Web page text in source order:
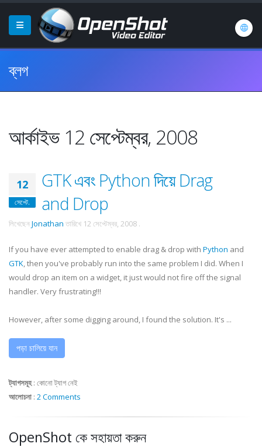
ব্লগ
আর্কাইভ 12 সেপ্টেম্বর, 2008
12
সেপ্টে.
GTK এবং Python দিয়ে Drag
and Drop
লিখেছেন Jonathan তারিখে 12 সেপ্টেম্বর, 2008 .
If you have ever attempted to enable drag & drop with Python and
GTK, then you've probably run into the same problem I did. When I
would drop an item on a widget, it just would not fire off the signal
handler. Very frustrating!!!
However, after some digging around, I found the solution. It's ...
পড়া চালিয়ে যান
ট্যাগসমূহ: কোনো ট্যাগ নেই
আলোচনা : 2 Comments
OpenShot কে সহায়তা করুন